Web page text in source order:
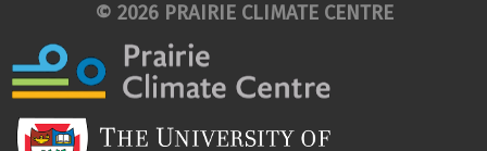
© 2026 PRAIRIE CLIMATE CENTRE